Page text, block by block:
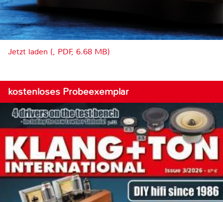
Jetzt laden (, PDF, 6.68 MB)
kostenloses Probeexemplar